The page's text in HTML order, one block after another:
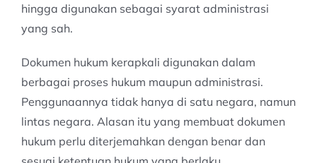
hingga digunakan sebagai syarat administrasi
yang sah.
Dokumen hukum kerapkali digunakan dalam
berbagai proses hukum maupun administrasi.
Penggunaannya tidak hanya di satu negara, namun
lintas negara. Alasan itu yang membuat dokumen
hukum perlu diterjemahkan dengan benar dan